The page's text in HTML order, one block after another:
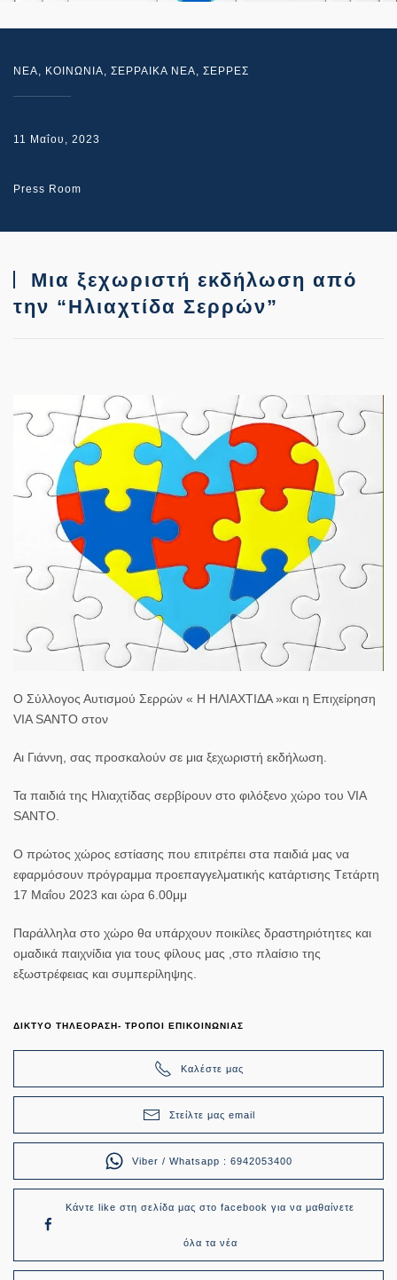
NEA, ΚΟΙΝΩΝΙΑ, ΣΕΡΡΑΙΚΑ ΝΕΑ, ΣΕΡΡΕΣ
11 Μαΐου, 2023
Press Room
Μια ξεχωριστή εκδήλωση από
την “Ηλιαχτίδα Σερρών”
Ο Σύλλογος Αυτισμού Σερρών « Η ΗΛΙΑΧΤΙΔΑ »και η Επιχείρηση
VIA SANTO στον
Αι Γιάννη, σας προσκαλούν σε μια ξεχωριστή εκδήλωση.
Τα παιδιά της Ηλιαχτίδας σερβίρουν στο φιλόξενο χώρο του VIA
SANTO.
Ο πρώτος χώρος εστίασης που επιτρέπει στα παιδιά μας να
εφαρμόσουν πρόγραμμα προεπαγγελματικής κατάρτισης Tετάρτη
17 Μαΐου 2023 και ώρα 6.00μμ
Παράλληλα στο χώρο θα υπάρχουν ποικίλες δραστηριότητες και
ομαδικά παιχνίδια για τους φίλους μας ,στο πλαίσιο της
εξωστρέφειας και συμπερίληψης.
ΔΙΚΤΥΟ ΤΗΛΕΟΡΑΣΗ- ΤΡΟΠΟΙ ΕΠΙΚΟΙΝΩΝΙΑΣ
Καλέστε μας
Στείλτε μας email
Viber / Whatsapp : 6942053400
Κάντε like στη σελίδα μας στο facebook για να μαθαίνετε
όλα τα νέα